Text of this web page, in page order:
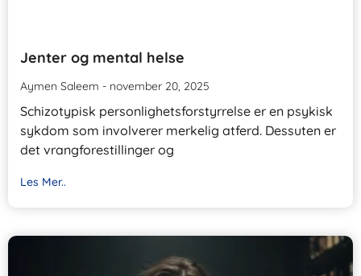
Jenter og mental helse
Aymen Saleem november 20, 2025
Schizotypisk personlighetsforstyrrelse er en psykisk
sykdom som involverer merkelig atferd. Dessuten er
det vrangforestillinger og
Les Mer..